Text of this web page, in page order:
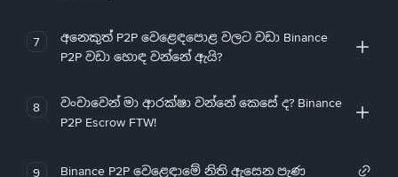
7
අනෙකුත් P2P වෙළෙඳපොළ වලට වඩා Binance
P2P වඩා හොඳ වන්නේ ඇයි?
8
වංචාවෙන් මා ආරක්ෂා වන්නේ කෙසේ ද? Binance
P2P Escrow FTW!
9 Binance P2P වෙළෙඳාමේ නිති ඇසෙන පැණ